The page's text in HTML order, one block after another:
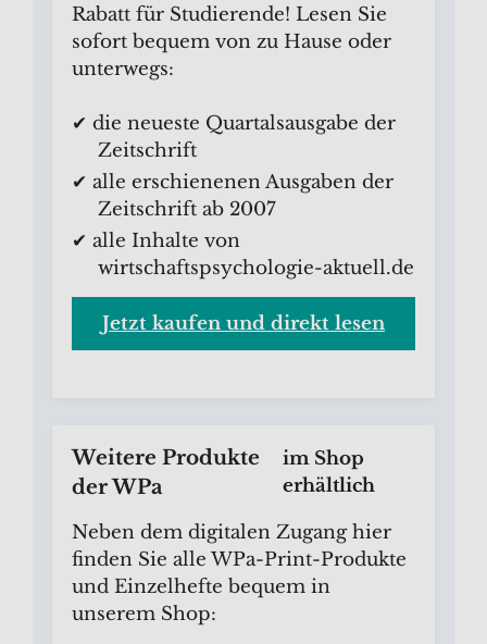
Rabatt für Studierende! Lesen Sie
sofort bequem von zu Hause oder
unterwegs:
✔ die neueste Quartalsausgabe der
Zeitschrift
✔ alle erschienenen Ausgaben der
Zeitschrift ab 2007
✔ alle Inhalte von
wirtschaftspsychologie-aktuell.de
Jetzt kaufen und direkt lesen
Weitere Produkte
der WPa
im Shop
erhältlich
Neben dem digitalen Zugang hier
finden Sie alle WPa-Print-Produkte
und Einzelhefte bequem in
unserem Shop: